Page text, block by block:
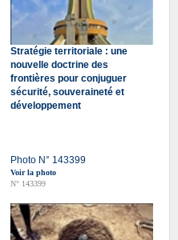
Stratégie territoriale : une
nouvelle doctrine des
frontières pour conjuguer
sécurité, souveraineté et
développement
Photo N° 143399
Voir la photo
N° 143399